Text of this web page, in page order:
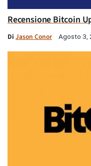
Recensione Bitcoin
Di Jason Conor Agosto 3,